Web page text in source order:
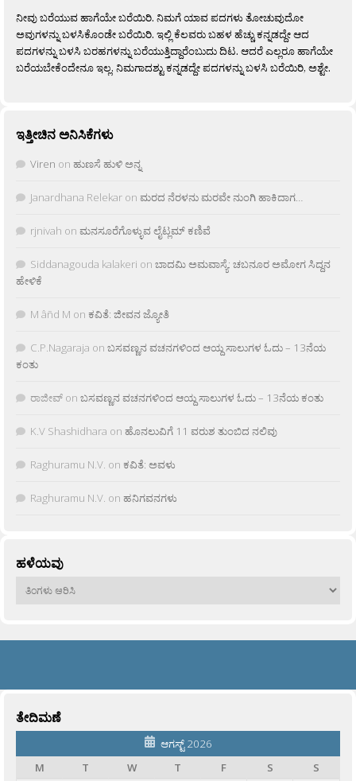
ನೀವು ಬರೆಯುವ ಹಾಗೆಯೇ ಬರೆಯಿರಿ. ನಿಮಗೆ ಯಾವ ಪದಗಳು ತೋಚುವುದೋ
ಅವುಗಳನ್ನು ಬಳಸಿಕೊಂಡೇ ಬರೆಯಿರಿ. ಇಲ್ಲಿ ಕೆಲವರು ಬಹಳ ಹೆಚ್ಚು ಕನ್ನಡದ್ದೇ ಆದ
ಪದಗಳನ್ನು ಬಳಸಿ ಬರಹಗಳನ್ನು ಬರೆಯುತ್ತಿದ್ದಾರೆಂಬುದು ದಿಟ. ಆದರೆ ಎಲ್ಲರೂ ಹಾಗೆಯೇ
ಬರೆಯಬೇಕೆಂದೇನೂ ಇಲ್ಲ. ನಿಮಗಾದಶ್ಟು ಕನ್ನಡದ್ದೇ ಪದಗಳನ್ನು ಬಳಸಿ ಬರೆಯಿರಿ, ಅಶ್ಟೇ.
ಇತ್ತೀಚಿನ ಅನಿಸಿಕೆಗಳು
Viren on ಹುಣಸೆ ಹುಳಿ ಅನ್ನ
Janardhana Relekar on ಮರದ ನೆರಳನು ಮರವೇ ನುಂಗಿ ಹಾಕಿದಾಗ…
rjnivah on ಮನಸೂರೆಗೊಳ್ಳುವ ಲೈಟ್ಲಮ್ ಕಣಿವೆ
Siddanagouda kalakeri on ಬಾದಮಿ ಅಮವಾಸ್ಯೆ: ಚಬನೂರ ಅಮೋಗ ಸಿದ್ದನ
ಹೇಳಿಕೆ
M âñd M on ಕವಿತೆ: ಜೀವನ ಜ್ಯೋತಿ
C.P.Nagaraja on ಬಸವಣ್ಣನ ವಚನಗಳಿಂದ ಆಯ್ದ ಸಾಲುಗಳ ಓದು – 13ನೆಯ
ಕಂತು
ರಾಜೀವ್ on ಬಸವಣ್ಣನ ವಚನಗಳಿಂದ ಆಯ್ದ ಸಾಲುಗಳ ಓದು – 13ನೆಯ ಕಂತು
K.V Shashidhara on ಹೊನಲುವಿಗೆ 11 ವರುಶ ತುಂಬಿದ ನಲಿವು
Raghuramu N.V. on ಕವಿತೆ: ಅವಳು
Raghuramu N.V. on ಹನಿಗವನಗಳು
ಹಳೆಯವು
ಹಳೆಯವು
ತೇದಿಮಣೆ
ಆಗಸ್ಟ್ 2026
M
T W T F S
S